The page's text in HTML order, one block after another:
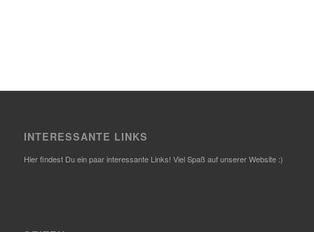
INTERESSANTE LINKS
Hier findest Du ein paar interessante Links! Viel Spaß auf unserer Website :)